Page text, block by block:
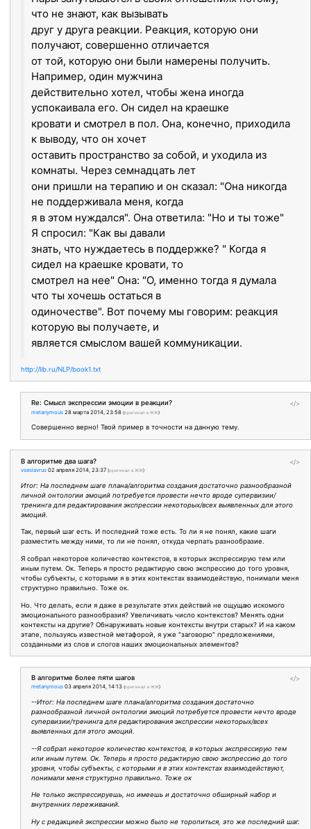
что не знают, как вызывать
друг у друга реакции. Реакция, которую они
получают, совершенно отличается
от той, которую они были намерены получить.
Например, один мужчина
действительно хотел, чтобы жена иногда
успокаивала его. Он сидел на краешке
кровати и смотрел в пол. Она, конечно, приходила
к выводу, что он хочет
оставить пространство за собой, и уходила из
комнаты. Через семнадцать лет
они пришли на терапию и он сказал: "Она никогда
не поддерживала меня, когда
я в этом нуждался". Она ответила: "Но и ты тоже"
Я спросил: "Как вы давали
знать, что нуждаетесь в поддержке? " Когда я
сидел на краешке кровати, то
смотрел на нее" Она: "О, именно тогда я думала
что ты хочешь остаться в
одиночестве". Вот почему мы говорим: реакция
которую вы получаете, и
является смыслом вашей коммуникации.
http://lib.ru/NLP/book1.txt
</>
Re: Смысл экспрессии эмоции в реакции?
metanymous 28 марта 2014, 23:58 (оригинал в ЖЖ)
Совершенно верно! Твой пример в точности на данную тему.
</>
В алгоритме два шага?
vseslavrus 02 апреля 2014, 23:37 (оригинал в ЖЖ)
Итог: На последнем шаге плана/алгоритма создания достаточно разнообразной
личной онтологии эмоций потребуется провести нечто вроде супервизии/
тренинга для редактирования экспрессии некоторых/всех выявленных для этого
эмоций.
Так, первый шаг есть. И последний тоже есть. То ли я не понял, какие шаги
разместить между ними, то ли не понял, откуда черпать разнообразие.
Я собрал некоторое количество контекстов, в которых экспрессирую тем или
иным путем. Ок. Теперь я просто редактирую свою экспрессию до того уровня,
чтобы субъекты, с которыми я в этих контекстах взаимодействую, понимали меня
структурно правильно. Тоже ок.
Но. Что делать, если я даже в результате этих действий не ощущаю искомого
эмоционального разнообразия? Увеличивать число контекстов? Менять одни
контексты на другие? Обнаруживать новые контексты внутри старых? И на каком
этапе, пользуясь известной метафорой, я уже "заговорю" предложениями,
созданными из слов и слогов наших эмоциональных элементов?
</>
В алгоритме более пяти шагов
metanymous 03 апреля 2014, 14:13 (оригинал в ЖЖ)
--Итог: На последнем шаге плана/алгоритма создания достаточно
разнообразной личной онтологии эмоций потребуется провести нечто вроде
супервизии/тренинга для редактирования экспрессии некоторых/всех
выявленных для этого эмоций.
--Я собрал некоторое количество контекстов, в которых экспрессирую тем
или иным путем. Ок. Теперь я просто редактирую свою экспрессию до того
уровня, чтобы субъекты, с которыми я в этих контекстах взаимодействуют,
понимали меня структурно правильно. Тоже ок
Не только экспрессируешь, но имеешь и достаточно обширный набор и
внутренних переживаний.
Ну с редакцией экспрессии можно было не торопиться, это же последний шаг.